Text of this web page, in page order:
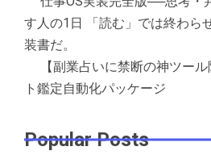
す人の1日 「読む」では終わら
装書だ。
【副業占いに禁断の神ツー
ト鑑定自動化パッケージ
Popular Posts